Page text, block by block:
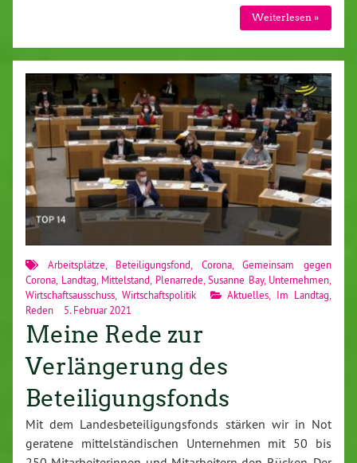
Weiterlesen »
Arbeitsplätze Beteiligungsfond Corona,Gemeinsam gegen
Corona Landtag Mittelstand Plenarrede Susanne Bay, Unternehmen
Wirtschaftsausschuss ,Wirtschaftspolitik Aktuelles Im Landtag
Reden
5. Februar 2021
Meine Rede zur
Verlängerung des
Beteiligungsfonds
Mit dem Landesbeteiligungsfonds stärken wir in Not
geratene mittelständischen Unternehmen mit 50 bis